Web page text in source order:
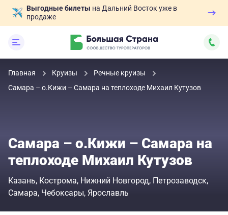
Выгодные билеты на Дальний Восток уже в
продаже
Главная Круизы
Речные круизы
Самара – о.Кижи – Самара на теплоходе Михаил Кутузов
Самара – о.Кижи – Самара на
теплоходе Михаил Кутузов
Казань Кострома Нижний Новгород Петрозаводск
Самара Чебоксары Ярославль